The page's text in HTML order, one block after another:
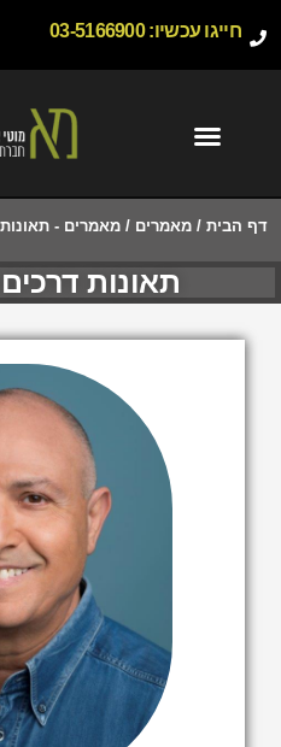
חייגו עכשיו:03-5166900
דף הבית /מאמרים /מאמרים -
תאונות